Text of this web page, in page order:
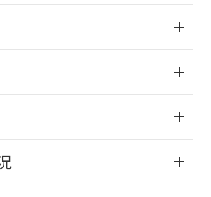
同利用者が、当社の製
な範囲で利用すること
。
者とは、
ダウンロードするこ
）の非含有証明書
（当社基準）
て非含有を証明する
タル酸エステル類４